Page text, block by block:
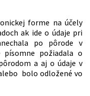
forme na účely
ak ide o údaje pri
po pôrode v
písomne požiadala o
a aj o údaje v
bolo odložené vo